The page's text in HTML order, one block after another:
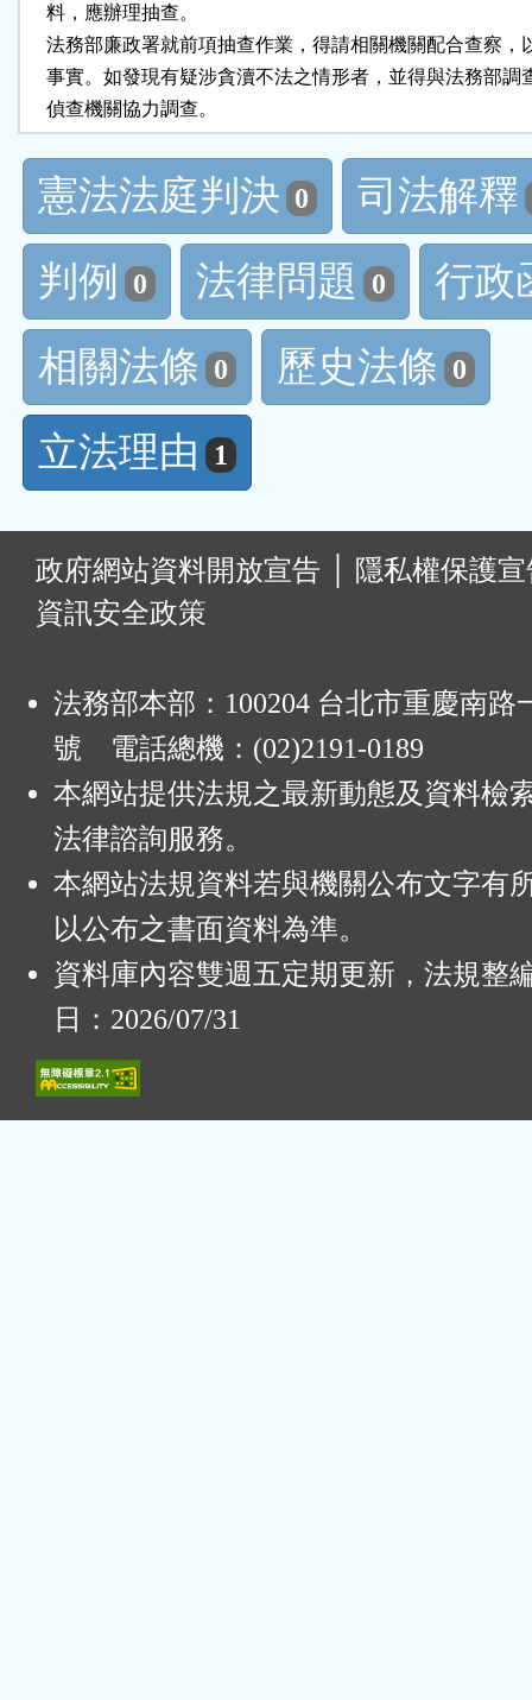
    料，應辦理抽查。
法務部廉政署就前項抽查作業，得請相關機關配合查察，
事實。如發現有疑涉貪瀆不法之情形者，並得與法務部調
    偵查機關協力調查。
憲法法庭判決 0
司法解釋
判例
0 法律問題 0
行政
相關法條 0 歷史法條 0
立法理由 1
政府網站資料開放宣告
隱私權保護
資訊安全政策
法務部本部：100204 台北市重慶南路
號 電話總機：(02)2191-0189
本網站提供法規之最新動態及資料檢
法律諮詢服務。
本網站法規資料若與機關公布文字有
以公布之書面資料為準。
資料庫內容雙週五定期更新，法規整
日：2026/07/31